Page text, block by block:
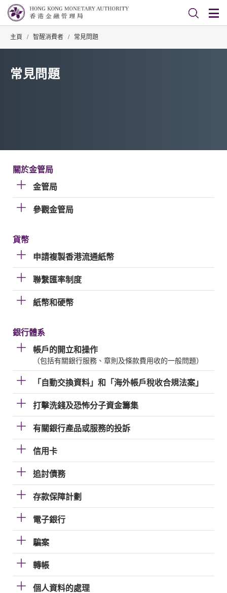
主頁 / 智醒消費者 / 常見問題
常見問題
關於金管局
金管局
參觀金管局
貨幣
申請複製香港流通紙幣
聯繫匯率制度
紙幣和硬幣
銀行體系
帳戶的開立和操作
（包括有關銀行服務、章則及條款費用收的一般問題）
「自動交換資料」和「海外帳戶稅收合規法案」
打擊洗錢及恐怖分子資金籌集
有關銀行產品或服務的投訴
信用卡
追討債務
存款保障計劃
電子銀行
騙案
轉帳
個人資料的處理